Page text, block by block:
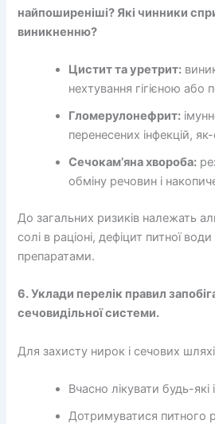
найпоширеніші? Які чинники
виникненню?
Цистит та уретрит:
нехтування гігієною
Гломерулонефрит:
перенесених інфекцій, як-
Сечокам’яна хвороба:
обміну речовин і
До загальних ризиків належать
солі в раціоні, дефіцит питної
препаратами.
6. Уклади перелік правил
сечовидільної системи.
Для захисту нирок і сечових
Вчасно лікувати будь-які
Дотримуватися питного